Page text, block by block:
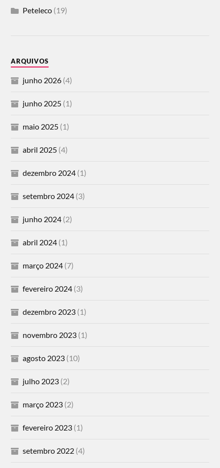
Peteleco (19)
ARQUIVOS
junho 2026 (4)
junho 2025 (1)
maio 2025 (1)
abril 2025 (4)
dezembro 2024 (1)
setembro 2024 (3)
junho 2024 (2)
abril 2024 (1)
março 2024 (7)
fevereiro 2024 (3)
dezembro 2023 (1)
novembro 2023 (1)
agosto 2023 (10)
julho 2023 (2)
março 2023 (2)
fevereiro 2023 (1)
setembro 2022 (4)